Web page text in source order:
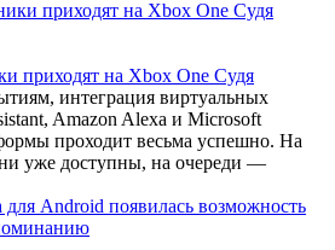
приходят на Xbox One Судя
интеграция виртуальных
Amazon Alexa и Microsoft
проходит весьма успешно. На
уже доступны, на очереди —